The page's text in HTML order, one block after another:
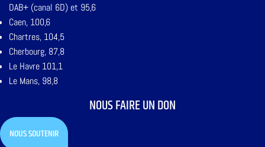
DAB+ (canal 6D) et 95,6
Caen, 100,6
Chartres, 104,5
Cherbourg, 87,8
Le Havre 101,1
Le Mans, 98,8
NOUS FAIRE UN DON
NOUS SOUTENIR